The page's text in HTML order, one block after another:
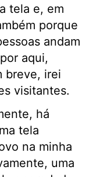
tela e, em
porque
andam
aqui,
breve, irei
visitantes.
há
tela
na minha
uma